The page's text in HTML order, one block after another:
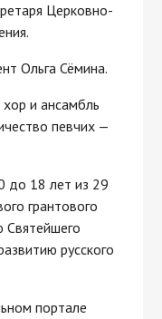
Церковно-
Ольга Сёмина.
и ансамбль
певчих —
до 18 лет из 29
грантового
Святейшего
русского
портале